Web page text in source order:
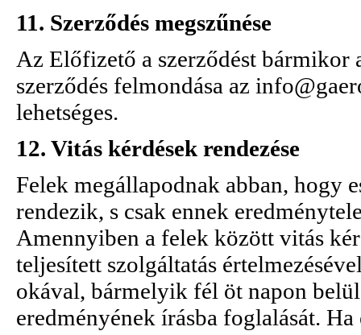
11. Szerződés megszűnése
Az Előfizető a szerződést
szerződés felmondása az
lehetséges.
12. Vitás kérdések rendezése
Felek megállapodnak abban, hogy
rendezik, s csak ennek
Amennyiben a felek között vitás
teljesített szolgáltatás
okával, bármelyik fél öt napon
eredményének írásba foglalását.